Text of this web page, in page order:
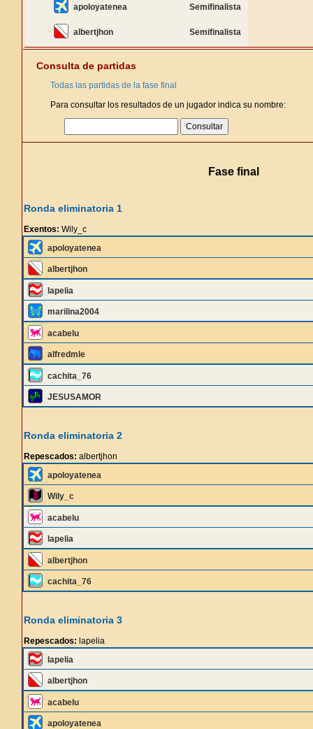
apoloyatenea Semifinalista
albertjhon Semifinalista
Consulta de partidas
Todas las partidas de la fase final
Para consultar los resultados de un jugador indica su nombre:
Fase final
Ronda eliminatoria 1
Exentos: Wily_c
apoloyatenea
albertjhon
lapelia
marilina2004
acabelu
alfredmle
cachita_76
JESUSAMOR
Ronda eliminatoria 2
Repescados: albertjhon
apoloyatenea
Wily_c
acabelu
lapelia
albertjhon
cachita_76
Ronda eliminatoria 3
Repescados: lapelia
lapelia
albertjhon
acabelu
apoloyatenea